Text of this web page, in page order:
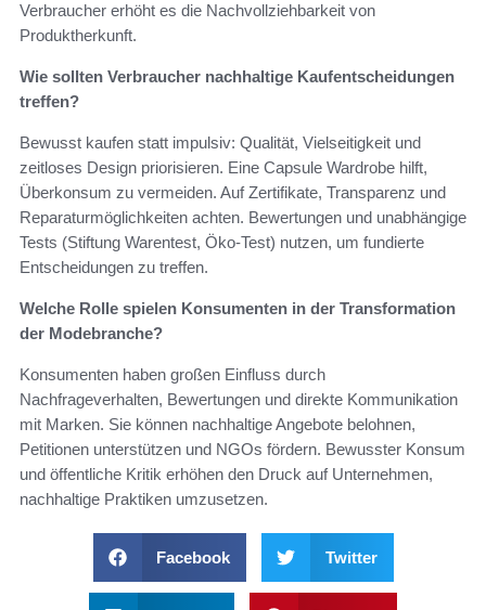
Verbraucher erhöht es die Nachvollziehbarkeit von
Produktherkunft.
Wie sollten Verbraucher nachhaltige Kaufentscheidungen
treffen?
Bewusst kaufen statt impulsiv: Qualität, Vielseitigkeit und
zeitloses Design priorisieren. Eine Capsule Wardrobe hilft,
Überkonsum zu vermeiden. Auf Zertifikate, Transparenz und
Reparaturmöglichkeiten achten. Bewertungen und unabhängige
Tests (Stiftung Warentest, Öko-Test) nutzen, um fundierte
Entscheidungen zu treffen.
Welche Rolle spielen Konsumenten in der Transformation
der Modebranche?
Konsumenten haben großen Einfluss durch
Nachfrageverhalten, Bewertungen und direkte Kommunikation
mit Marken. Sie können nachhaltige Angebote belohnen,
Petitionen unterstützen und NGOs fördern. Bewusster Konsum
und öffentliche Kritik erhöhen den Druck auf Unternehmen,
nachhaltige Praktiken umzusetzen.
Facebook Twitter